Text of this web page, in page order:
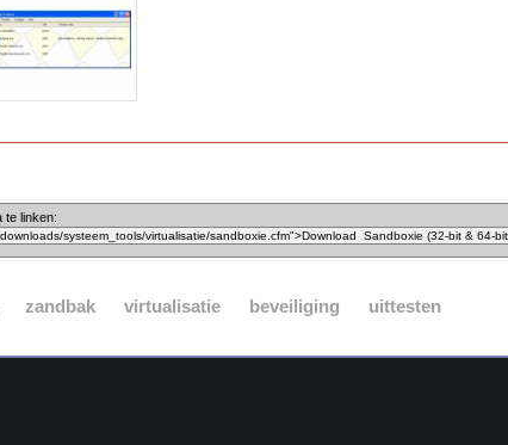
te linken:
zandbak virtualisatie beveiliging uittesten